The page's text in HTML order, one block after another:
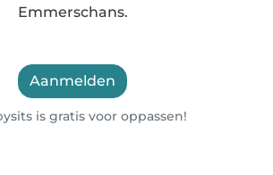
Emmerschans.
Aanmelden
is gratis voor oppassen!